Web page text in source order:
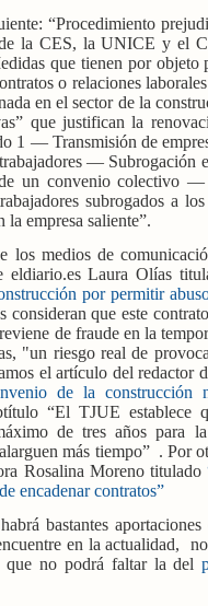
“Procedimiento
la CES, la UNICE y el
que tienen por objeto
o relaciones
en el sector de la
que justifican la
1 — Transmisión de
— Subrogación
un convenio colectivo
subrogados a
empresa saliente”.
los medios de
eldiario.es Laura Olías
por permitir
consideran que este
de fraude en la
"un riesgo real de
el artículo del redactor
de la construcción
“El TJUE establece
de tres años para la
más tiempo” . Por
Rosalina Moreno titulado
encadenar contratos”
bastantes
en la actualidad,
que no podrá faltar la del